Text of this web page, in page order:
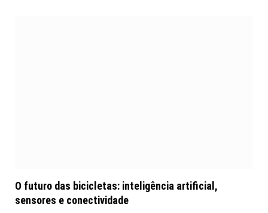
O futuro das bicicletas: inteligência artificial,
sensores e conectividade